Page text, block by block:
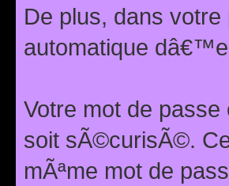
De plus, dans
automatique
Votre mot de
soit sÃ©curisÃ©.
mÃªme mot de